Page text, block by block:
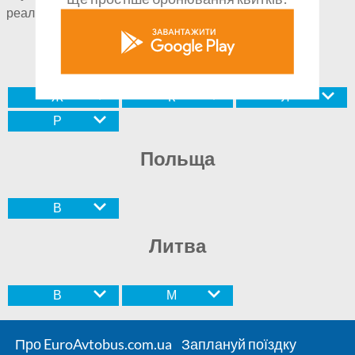
реалізуються лише в певні дні.
Україна
Ж К
Л
Р
Польща
В
Литва
В М
Про EuroAvtobus.com.ua Заплануй поїздку